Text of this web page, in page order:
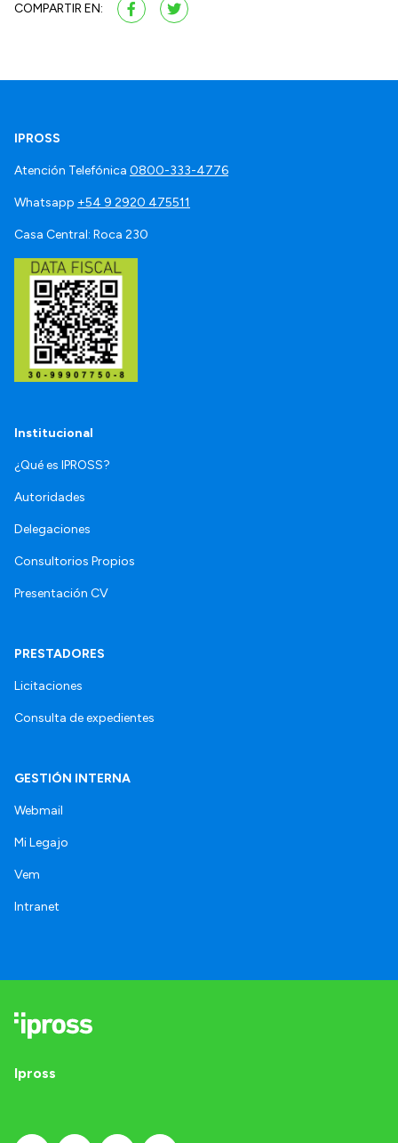
COMPARTIR EN:
IPROSS
Atención Telefónica 0800-333-4776
Whatsapp +54 9 2920 475511
Casa Central: Roca 230
Institucional
¿Qué es IPROSS?
Autoridades
Delegaciones
Consultorios Propios
Presentación CV
PRESTADORES
Licitaciones
Consulta de expedientes
GESTIÓN INTERNA
Webmail
Mi Legajo
Vem
Intranet
Ipross